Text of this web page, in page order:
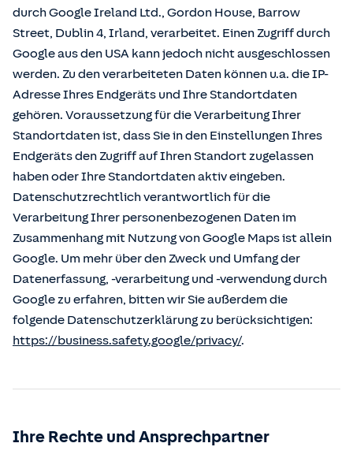
durch Google Ireland Ltd., Gordon House, Barrow
Street, Dublin 4, Irland, verarbeitet. Einen Zugriff durch
Google aus den USA kann jedoch nicht ausgeschlossen
werden. Zu den verarbeiteten Daten können u.a. die IP-
Adresse Ihres Endgeräts und Ihre Standortdaten
gehören. Voraussetzung für die Verarbeitung Ihrer
Standortdaten ist, dass Sie in den Einstellungen Ihres
Endgeräts den Zugriff auf Ihren Standort zugelassen
haben oder Ihre Standortdaten aktiv eingeben.
Datenschutzrechtlich verantwortlich für die
Verarbeitung Ihrer personenbezogenen Daten im
Zusammenhang mit Nutzung von Google Maps ist allein
Google. Um mehr über den Zweck und Umfang der
Datenerfassung, -verarbeitung und -verwendung durch
Google zu erfahren, bitten wir Sie außerdem die
folgende Datenschutzerklärung zu berücksichtigen:
https://business.safety.google/privacy/.
Ihre Rechte und Ansprechpartner